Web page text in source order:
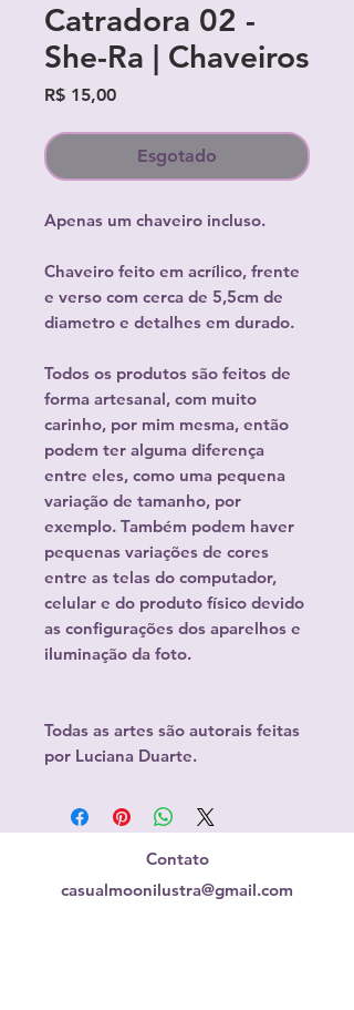
Catradora 02 -
She-Ra | Chaveiros
R$ 15,00Preço
Esgotado
Apenas um chaveiro incluso.
Chaveiro feito em acrílico, frente
e verso com cerca de 5,5cm de
diametro e detalhes em durado.
Todos os produtos são feitos de
forma artesanal, com muito
carinho, por mim mesma, então
podem ter alguma diferença
entre eles, como uma pequena
variação de tamanho, por
exemplo. Também podem haver
pequenas variações de cores
entre as telas do computador,
celular e do produto físico devido
as configurações dos aparelhos e
iluminação da foto.
Todas as artes são autorais feitas
por Luciana Duarte.
Contato
casualmoonilustra@gmail.com